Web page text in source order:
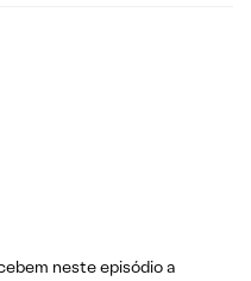
neste episódio a